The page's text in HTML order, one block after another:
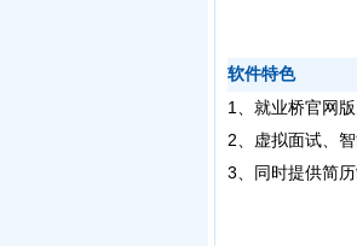
软件特色
1、就业桥官网
2、虚拟面试、
3、同时提供简